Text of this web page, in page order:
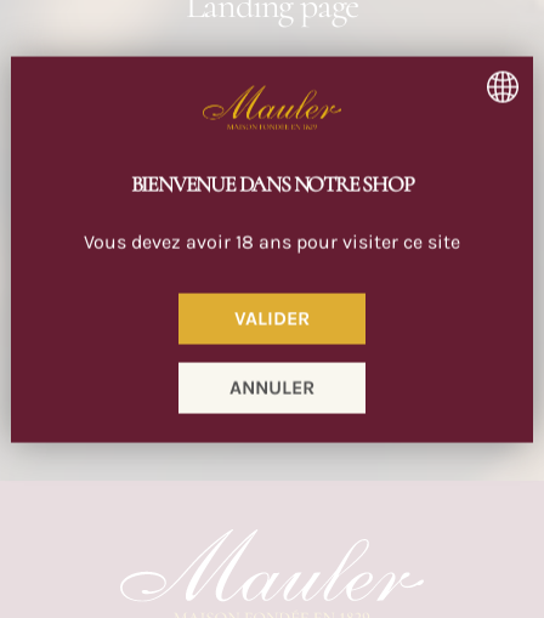
BIENVENUE DANS NOTRE SHOP
Vous devez avoir 18 ans pour visiter ce site
VALIDER
ANNULER